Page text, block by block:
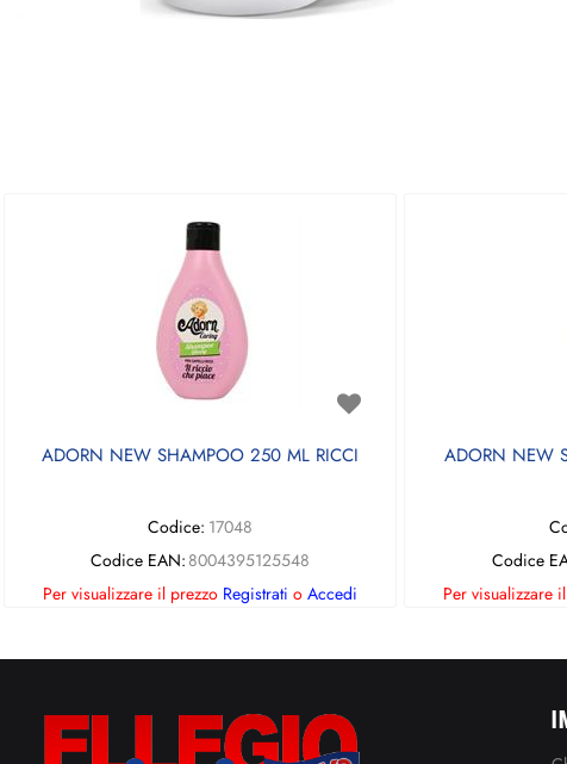
ADORN NEW SHAMPOO 250 ML RICCI
Codice: 17048
Codice EAN: 8004395125548
Per visualizzare il prezzo Registrati o Accedi
ADORN NEW
Codice
Per visualizzare